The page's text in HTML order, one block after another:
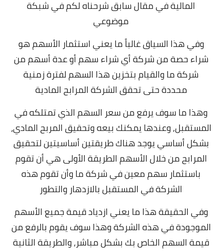
الماليةفي مقال سابق شرحناه لكم في شبكة
موضوعي
وفي هذا السياق غالباً ما يعني استثمار الأسهم هو
شراء حصة من شركة أي شراء سهم أو عدة أسهم من
شركة ما والقيام بتخزين هذا السهم لفترة زمنية
محددة حتى تحقق الشركة المرابح المادية
وهذا ما سوف يرفع من سعر السهم الذي تمتلكه في
المستقبل, وعندها يمكنك بيعه وتحقيق المربح المادي،
بشكل أساسي يوجد هناك طريقتين أساسيتين لتحقيق
المرابح من خلال الأسهم الطريقة الأولى هي أن تقوم
باستثمار سهم معين في شركة ما وأن تقوم هذه
الشركة في المستقبل بالازدهار والتطور
وفي الحقيقة هذا ما يعني ازدياد قيمة جميع الأسهم
الموجودة في هذه الشركة وهذا سوف يقوم بالرفع من
قيمة السهم الخاص بك بشكل مباشر, والطريقة الثانية